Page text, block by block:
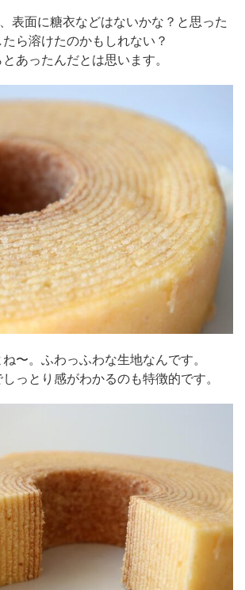
表面に糖衣などはないかな？と思った
ら溶けたのかもしれない？
あったんだとは思います。
〜。ふわっふわな生地なんです。
っとり感がわかるのも特徴的です。